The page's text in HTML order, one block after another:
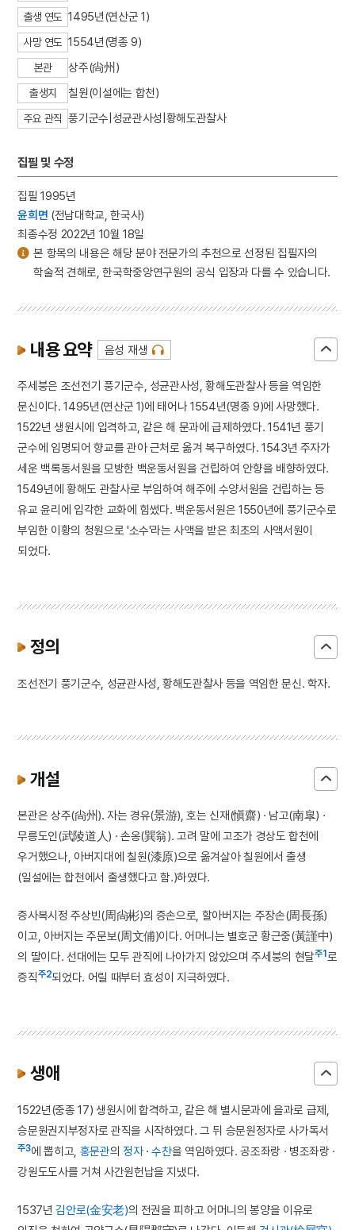
출생 연도 1495년(연산군 1)
사망 연도 1554년(명종 9)
본관 상주(尙州)
출생지 칠원(이설에는 합천)
주요 관직 풍기군수|성균관사성|황해도관찰사
집필 및 수정
집필 1995년
윤희면 (전남대학교, 한국사)
최종수정 2022년 10월 18일
본 항목의 내용은 해당 분야 전문가의 추천으로 선정된 집필자의
학술적 견해로, 한국학중앙연구원의 공식 입장과 다를 수 있습니다.
내용 요약 음성 재생
주세붕은 조선전기 풍기군수, 성균관사성, 황해도관찰사 등을 역임한
문신이다. 1495년(연산군 1)에 태어나 1554년(명종 9)에 사망했다.
1522년 생원시에 입격하고, 같은 해 문과에 급제하였다. 1541년 풍기
군수에 임명되어 향교를 관아 근처로 옮겨 복구하였다. 1543년 주자가
세운 백록동서원을 모방한 백운동서원을 건립하여 안향을 배향하였다.
1549년에 황해도 관찰사로 부임하여 해주에 수양서원을 건립하는 등
유교 윤리에 입각한 교화에 힘썼다. 백운동서원은 1550년에 풍기군수로
부임한 이황의 청원으로 '소수'라는 사액을 받은 최초의 사액서원이
되었다.
정의
조선전기 풍기군수, 성균관사성, 황해도관찰사 등을 역임한 문신. 학자.
개설
본관은 상주(尙州). 자는 경유(景游), 호는 신재(愼齋) · 남고(南皐) ·
무릉도인(武陵道人) · 손옹(巽翁). 고려 말에 고조가 경상도 합천에
우거했으나, 아버지대에 칠원(漆原)으로 옮겨살아 칠원에서 출생
(일설에는 합천에서 출생했다고 함.)하였다.
증사복시정 주상빈(周尙彬)의 증손으로, 할아버지는 주장손(周長孫)
이고, 아버지는 주문보(周文俌)이다. 어머니는 별호군 황근중(黃謹中)
의 딸이다. 선대에는 모두 관직에 나아가지 않았으며 주세붕의 현달주1 로
증직주2되었다. 어릴 때부터 효성이 지극하였다.
생애
1522년(중종 17) 생원시에 합격하고, 같은 해 별시문과에 을과로 급제,
승문원권지부정자로 관직을 시작하였다. 그 뒤 승문원정자로 사가독서
주3에 뽑히고, 홍문관의 정자·수찬을 역임하였다. 공조좌랑 · 병조좌랑 ·
강원도도사를 거쳐 사간원헌납을 지냈다.
1537년김안로(金安老)의 전권을 피하고 어머니의 봉양을 이유로